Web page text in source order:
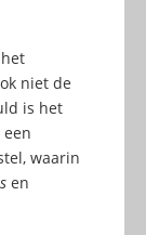
niet de
is het
waarin
en